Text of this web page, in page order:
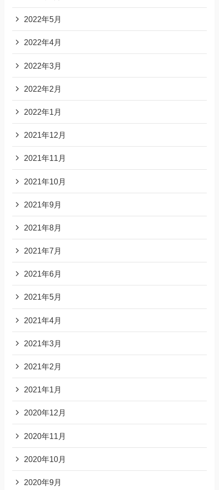
2022年5月
2022年4月
2022年3月
2022年2月
2022年1月
2021年12月
2021年11月
2021年10月
2021年9月
2021年8月
2021年7月
2021年6月
2021年5月
2021年4月
2021年3月
2021年2月
2021年1月
2020年12月
2020年11月
2020年10月
2020年9月